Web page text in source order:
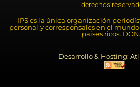
derechos
IPS es la única organización
personal y corresponsales en el
países ricos.
Desarrollo & Hosting: